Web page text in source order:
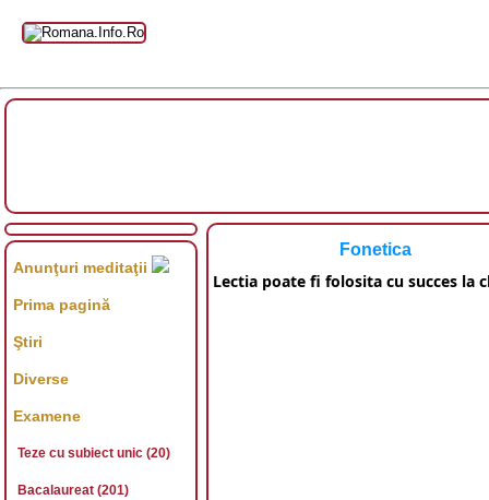
Fonetica
Lectia poate fi folosita cu succes la
Anunţuri meditaţii
Prima pagină
Ştiri
Diverse
Examene
Teze cu subiect unic (20)
Bacalaureat (201)